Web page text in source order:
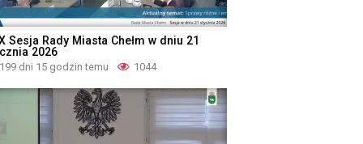
Sesja Rady Miasta Chełm w dniu 21
2026
199 dni 15 godzin temu 1044